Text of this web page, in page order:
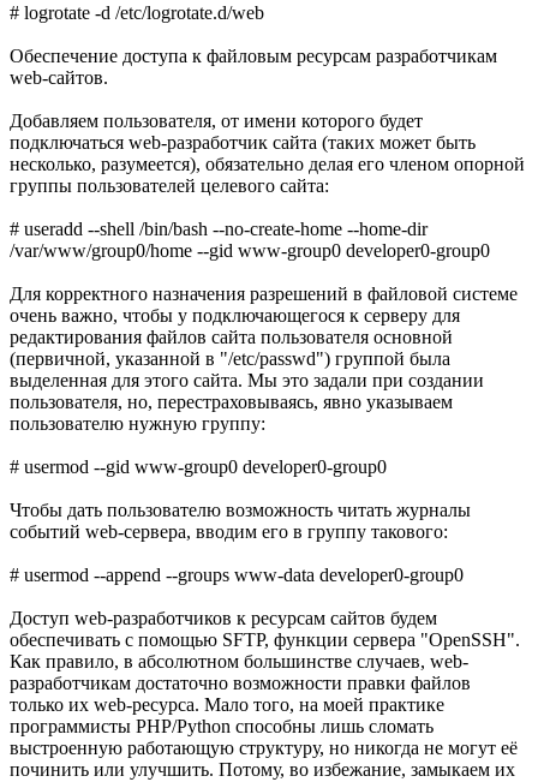
# logrotate -d /etc/logrotate.d/web
Обеспечение доступа к файловым ресурсам разработчикам
web-сайтов.
Добавляем пользователя, от имени которого будет
подключаться web-разработчик сайта (таких может быть
несколько, разумеется), обязательно делая его членом опорной
группы пользователей целевого сайта:
# useradd --shell /bin/bash --no-create-home --home-dir
/var/www/group0/home --gid www-group0 developer0-group0
Для корректного назначения разрешений в файловой системе
очень важно, чтобы у подключающегося к серверу для
редактирования файлов сайта пользователя основной
(первичной, указанной в "/etc/passwd") группой была
выделенная для этого сайта. Мы это задали при создании
пользователя, но, перестраховываясь, явно указываем
пользователю нужную группу:
# usermod --gid www-group0 developer0-group0
Чтобы дать пользователю возможность читать журналы
событий web-сервера, вводим его в группу такового:
# usermod --append --groups www-data developer0-group0
Доступ web-разработчиков к ресурсам сайтов будем
обеспечивать с помощью SFTP, функции сервера "OpenSSH".
Как правило, в абсолютном большинстве случаев, web-
разработчикам достаточно возможности правки файлов
только их web-ресурса. Мало того, на моей практике
программисты PHP/Python способны лишь сломать
выстроенную работающую структуру, но никогда не могут её
починить или улучшить. Потому, во избежание, замыкаем их